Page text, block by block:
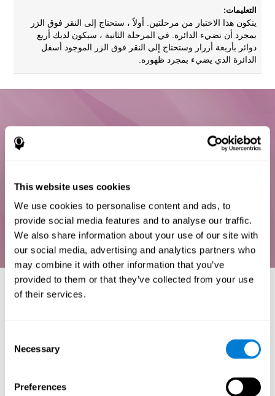
This website uses cookies
We use cookies to personalise content and ads, to
provide social media features and to analyse our traffic.
We also share information about your use of our site with
our social media, advertising and analytics partners who
may combine it with other information that you’ve
provided to them or that they’ve collected from your use
of their services.
Selection
Necessary
Preferences
التعليمات:
يتكون هذا الاختبار من مرحلتين. أولاً ، ستحتاج إلى النقر فوق الزر
بمجرد أن تضيء الدائرة. في المرحلة الثانية ، سيكون لديك أربع
دوائر بأربعة أزرار وستحتاج إلى النقر فوق الزر الموجود أسفل
الدائرة الذي يضيء بمجرد ظهوره.
Deary, I. J., Liewald, D., & Nissan, J. (2010). A free, easy-to-
use, computer-based simple and four-choice reaction time
Research Methods, 43(1), 258-268.
https://doi.org/10.3758/s13428-010-0024-1